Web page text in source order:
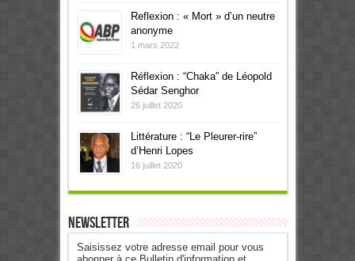
Reflexion : « Mort » d’un neutre
anonyme
1 mars 2022
Réflexion : “Chaka” de Léopold
Sédar Senghor
26 juillet 2020
Littérature : “Le Pleurer-rire”
d’Henri Lopes
16 juillet 2020
Newsletter
Saisissez votre adresse email pour vous